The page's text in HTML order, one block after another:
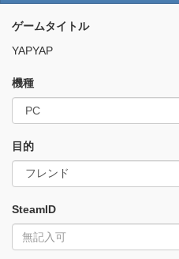
ゲームタイトル
YAPYAP
機種
目的
SteamID